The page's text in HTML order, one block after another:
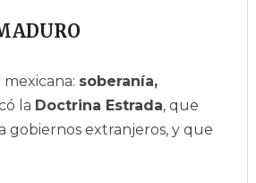
soberanía,
la Doctrina Estrada, que
gobiernos extranjeros, y que